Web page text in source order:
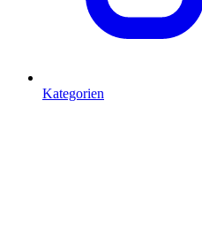
Kategorien